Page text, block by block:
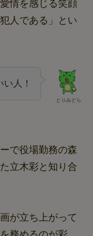
情を感じる笑顔
人である」とい
とりみどら
人！
で役場勤務の森
立木彩と知り合
が立ち上がって